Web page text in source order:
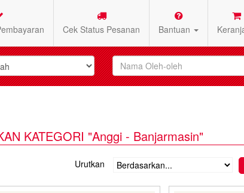
Cek Status Pesanan Bantuan
KATEGORI "Anggi - Banjarmasin"
Urutkan